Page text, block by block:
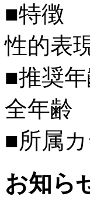
■特徴
性的表
■推奨
全年齢
■所属
お知ら